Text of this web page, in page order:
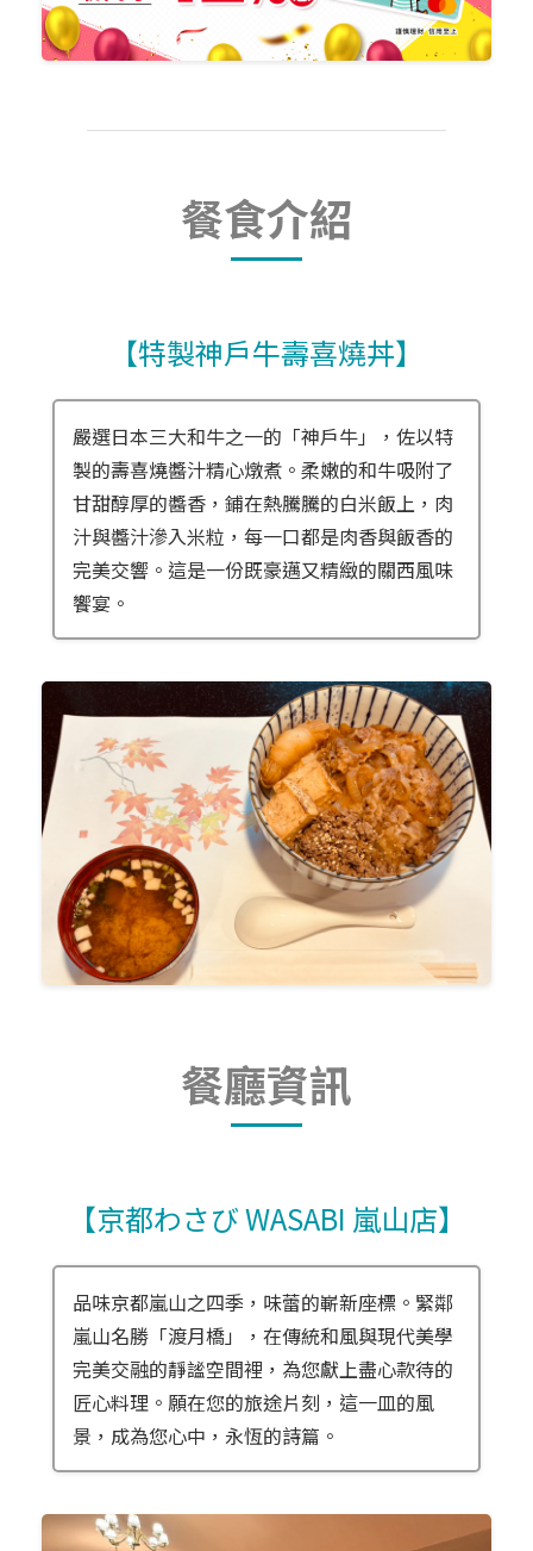
餐食介紹
【特製神戶牛壽喜燒丼】
嚴選日本三大和牛之一的「神戶牛」，佐以特
製的壽喜燒醬汁精心燉煮。柔嫩的和牛吸附了
甘甜醇厚的醬香，鋪在熱騰騰的白米飯上，肉
汁與醬汁滲入米粒，每一口都是肉香與飯香的
完美交響。這是一份既豪邁又精緻的關西風味
饗宴。
餐廳資訊
【京都わさび WASABI 嵐山店】
品味京都嵐山之四季，味蕾的嶄新座標。緊鄰
嵐山名勝「渡月橋」，在傳統和風與現代美學
完美交融的靜謐空間裡，為您獻上盡心款待的
匠心料理。願在您的旅途片刻，這一皿的風
景，成為您心中，永恆的詩篇。